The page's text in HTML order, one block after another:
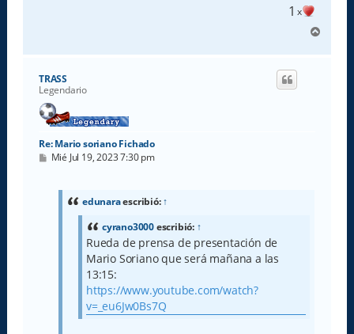
1 x
r
TRASS
Legendario
Re: Mario soriano Fichado
M
Mié Jul 19, 2023 7:30 pm
edunaraescribió:↑
cyrano3000escribió: ↑
Rueda de prensa de presentación de
Mario Soriano que será mañana a las
13:15:
https://www.youtube.com/watch?
v=_eu6Jw0Bs7Q